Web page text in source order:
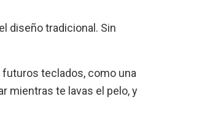
diseño tradicional. Sin
futuros teclados, como una
mientras te lavas el pelo, y